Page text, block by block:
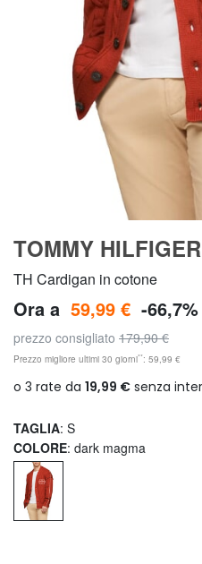
TOMMY HILFIGER
TH Cardigan in cotone
Ora a 59,99 € -66,7%
prezzo consigliato 179,90 €
Prezzo migliore ultimi 30 giorni**: 59,99 €
TAGLIA: S
COLORE: dark magma